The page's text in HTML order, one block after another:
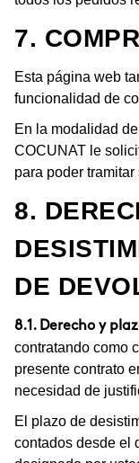
7.
Esta página web
funcionalidad de
En la modalidad
COCUNAT le
para poder tramitar
8.
DE
8.1. Derecho y
contratando como
presente contrato
necesidad de
El plazo de
contados desde el